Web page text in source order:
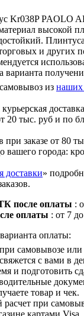
Kr038P PAOLO
высокой
и других
из наших
20 тыс. руб и по
при заказе от 80
вашего города:
доставки»
после оплаты :
оплаты : от 7
оплаты:
самовывозе или
с вами в
и подготовить
товар и чек.
расчет при
картами